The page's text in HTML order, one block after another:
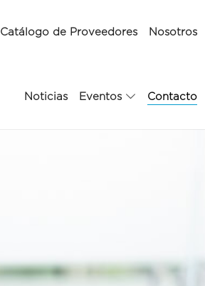
Catálogo de Proveedores Nosotros
Noticias Eventos Contacto